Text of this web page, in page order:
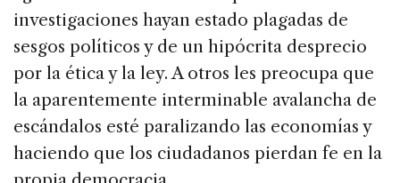
investigaciones hayan estado plagadas de
sesgos políticos y de un hipócrita desprecio
por la ética y la ley. A otros les preocupa que
la aparentemente interminable avalancha de
escándalos esté paralizando las economías y
haciendo que los ciudadanos pierdan fe en la